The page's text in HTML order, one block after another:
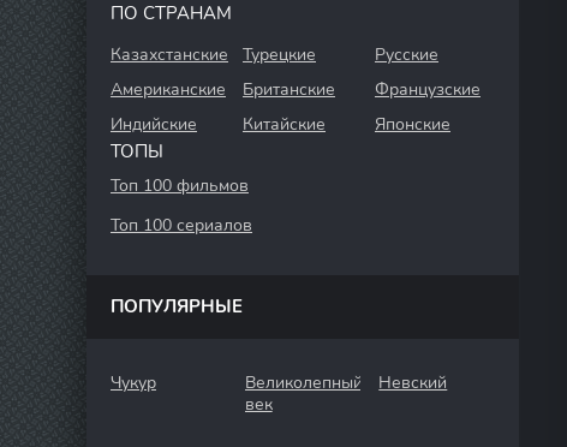
ПО СТРАНАМ
Казахстанские Турецкие
Русские
Американские
Британские
Французские
Индийские
Китайские Японские
ТОПЫ
Топ 100 фильмов
Топ 100 сериалов
ПОПУЛЯРНЫЕ
Чукур
Великолепный
век
Невский